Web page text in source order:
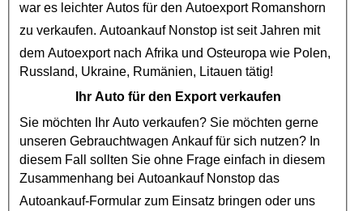
war es leichter Autos für den AutoexportRomanshorn
zu verkaufen. AutoankaufNonstop ist seit Jahren mit
dem Autoexportnach Afrika und Osteuropa wie Polen,
Russland, Ukraine, Rumänien, Litauen tätig!
Ihr Auto für den Export verkaufen
Sie möchten Ihr Auto verkaufen? Sie möchten gerne
unseren Gebrauchtwagen Ankauffür sich nutzen? In
diesem Fall sollten Sie ohne Frage einfach in diesem
Zusammenhang bei AutoankaufNonstop das
Autoankauf-Formular zum Einsatz bringen oder uns